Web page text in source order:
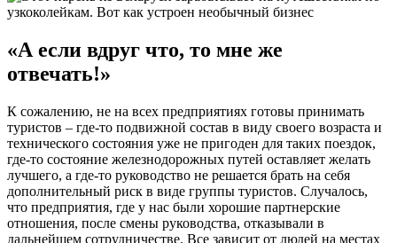
«А если вдруг что, то мне же
отвечать!»
К сожалению, не на всех предприятиях готовы принимать
туристов – где-то подвижной состав в виду своего возраста и
технического состояния уже не пригоден для таких поездок,
где-то состояние железнодорожных путей оставляет желать
лучшего, а где-то руководство не решается брать на себя
дополнительный риск в виде группы туристов. Случалось,
что предприятия, где у нас были хорошие партнерские
отношения, после смены руководства, отказывали в
дальнейшем сотрудничестве. Все зависит от людей на местах